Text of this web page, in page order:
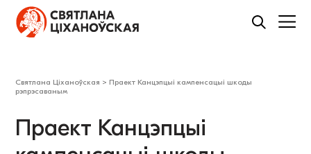
Святлана Ціханоўская > Праект Канцэпцыі кампенсацыі шкоды
рэпрэсаваным
Праект Канцэпцыі